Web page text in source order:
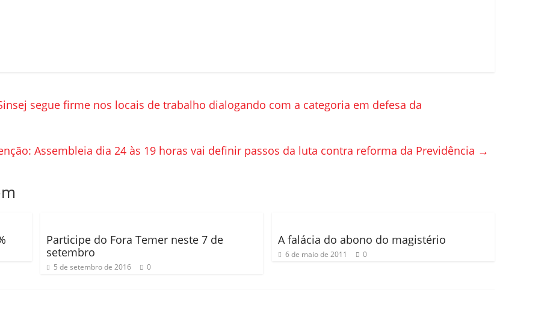
segue firme nos locais de trabalho dialogando com a categoria em defesa da
Assembleia dia 24 às 19 horas vai definir passos da luta contra reforma da Previdência →
Participe do Fora Temer neste 7 de
setembro
5 de setembro de 2016 0
A falácia do abono do magistério
6 de maio de 2011 0